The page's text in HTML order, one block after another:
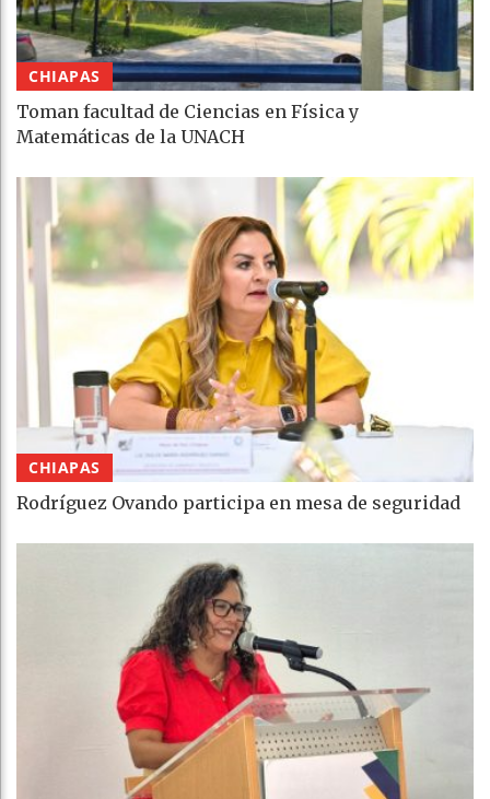
CHIAPAS
Toman facultad de Ciencias en Física y
Matemáticas de la UNACH
CHIAPAS
Rodríguez Ovando participa en mesa de seguridad